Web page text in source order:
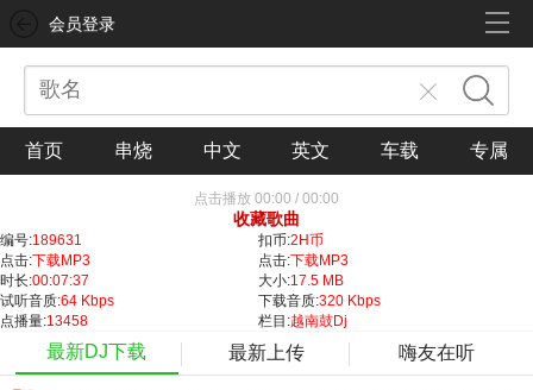
会员登录
首页 串烧 中文 英文 车载 专属
点击播放 00:00 / 00:00
收藏歌曲
编号:189631 扣币:2H币
点击:下载MP3 点击:下载MP3
时长:00:07:37 大小:17.5 MB
试听音质:64 Kbps 下载音质:320 Kbps
点播量:13458 栏目:越南鼓Dj
最新DJ下载 最新上传 嗨友在听